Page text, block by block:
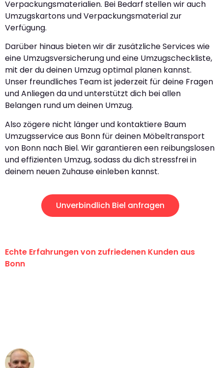
Verpackungsmaterialien. Bei Bedarf stellen wir auch
Umzugskartons und Verpackungsmaterial zur
Verfügung.
Darüber hinaus bieten wir dir zusätzliche Services wie
eine Umzugsversicherung und eine Umzugscheckliste,
mit der du deinen Umzug optimal planen kannst.
Unser freundliches Team ist jederzeit für deine Fragen
und Anliegen da und unterstützt dich bei allen
Belangen rund um deinen Umzug.
Also zögere nicht länger und kontaktiere Baum
Umzugsservice aus Bonn für deinen Möbeltransport
von Bonn nach Biel. Wir garantieren een reibungslosen
und effizienten Umzug, sodass du dich stressfrei in
deinem neuen Zuhause einleben kannst.
Unverbindlich Biel anfragen
Echte Erfahrungen von zufriedenen Kunden aus
Bonn